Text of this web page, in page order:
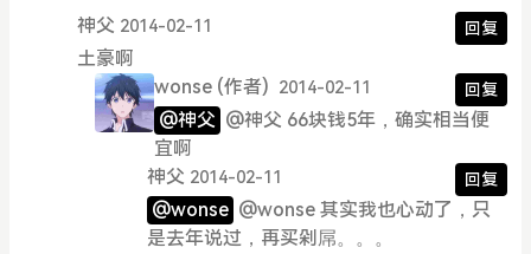
神父 2014-02-11 回复
土豪啊
wonse (作者) 2014-02-11 回复
@神父 @神父 66块钱5年，确实相当便
宜啊
神父 2014-02-11 回复
@wonse @wonse 其实我也心动了，只
是去年说过，再买剁屌。。。